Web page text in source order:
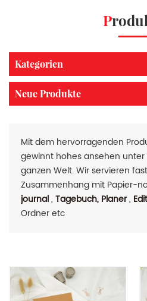
Kategorien
Neue Produkte
Mit dem hervorragenden
gewinnt hohes ansehen
ganzen Welt. Wir servieren
Zusammenhang mit Papier-
journal, Tagebuch, Planer,
Ordner etc